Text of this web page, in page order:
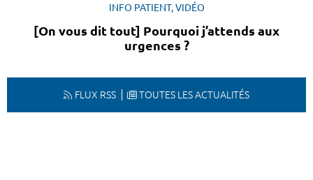
INFO PATIENT, VIDÉO
[On vous dit tout] Pourquoi j’attends aux
urgences ?
FLUX RSS TOUTES LES ACTUALITÉS